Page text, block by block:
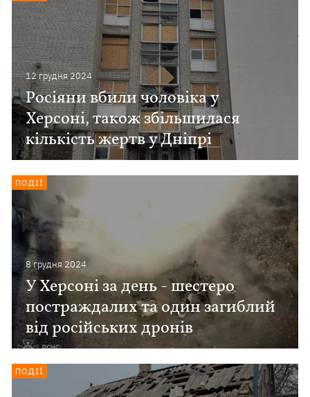
12 грудня 2024
Росіяни вбили чоловіка у
Херсоні, також збільшилася
кількість жертв у Дніпрі
8 грудня 2024
У Херсоні за день - шестеро
постраждалих та один загиблий
від російських дронів
ПОДІЇ
ПОДІЇ